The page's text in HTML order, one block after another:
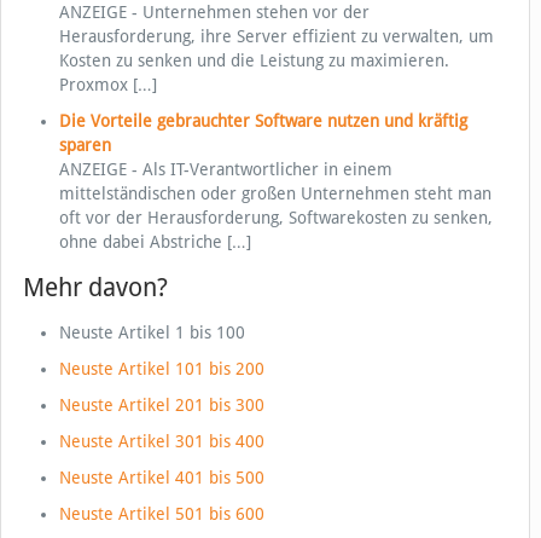
ANZEIGE - Unternehmen stehen vor der
Herausforderung, ihre Server effizient zu verwalten, um
Kosten zu senken und die Leistung zu maximieren.
Proxmox[…]
Die Vorteile gebrauchter Software nutzen und kräftig
sparen
ANZEIGE - Als IT-Verantwortlicher in einem
mittelständischen oder großen Unternehmen steht man
oft vor der Herausforderung, Softwarekosten zu senken,
ohne dabei Abstriche […]
Mehr davon?
Neuste Artikel 1 bis 100
Neuste Artikel 101 bis 200
Neuste Artikel 201 bis 300
Neuste Artikel 301 bis 400
Neuste Artikel 401 bis 500
Neuste Artikel 501 bis 600